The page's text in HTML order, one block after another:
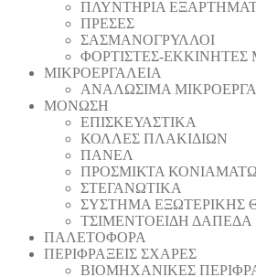
ΠΛΥΝΤΗΡΙΑ
ΠΡΕΣΕΣ
ΣΑΣΜΑΝΟΓΡΥΛΛΟΙ
ΦΟΡΤΙΣΤΕΣ-ΕΚΚΙΝΗΤΕΣ
ΜΙΚΡΟΕΡΓΑΛΕΙΑ
ΑΝΑΛΩΣΙΜΑ
ΜΟΝΩΣΗ
ΕΠΙΣΚΕΥΑΣΤΙΚΑ
ΚΟΛΛΕΣ ΠΛΑΚΙΔΙΩΝ
ΠΑΝΕΛ
ΠΡΟΣΜΙΚΤΑ
ΣΤΕΓΑΝΩΤΙΚΑ
ΣΥΣΤΗΜΑ
ΤΣΙΜΕΝΤΟΕΙΔΗ ΔΑΠΕΔΑ
ΠΑΛΕΤΟΦΟΡΑ
ΠΕΡΙΦΡΑΞΕΙΣ ΣΧΑΡΕΣ
ΒΙΟΜΗΧΑΝΙΚΕΣ